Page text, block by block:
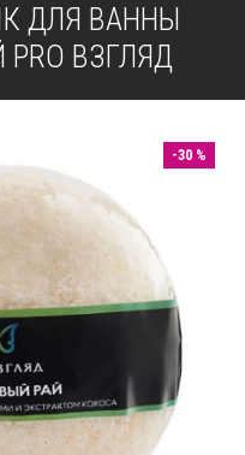
ДЛЯ ВАННЫ
ВЗГЛЯД
-30 %